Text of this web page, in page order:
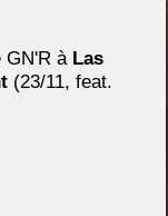
GN'R à Las
(23/11, feat.